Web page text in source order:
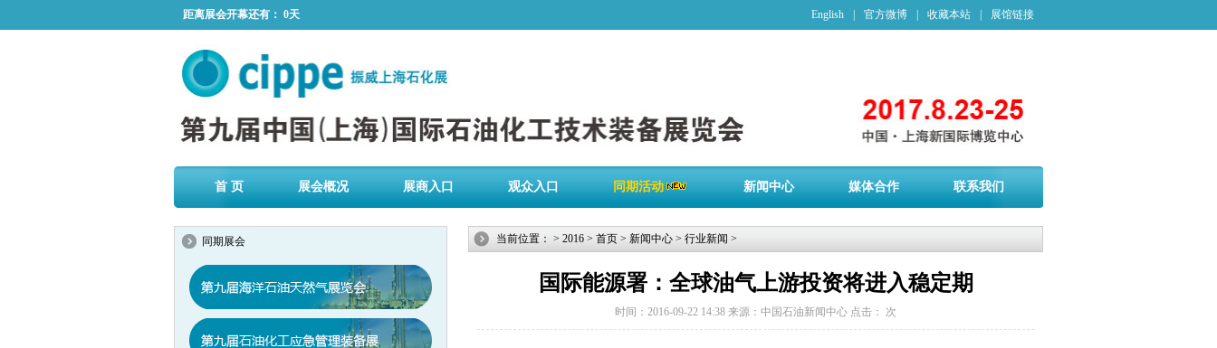
距离展会开幕还有： 0天 English 官方微博 收藏本站 展馆链接
首 页 展会概况 展商入口 观众入口 同期活动 新闻中心 媒体合作 联系我们
同期展会 当前位置： > 2016 > 首页 > 新闻中心 > 行业新闻 >
国际能源署：全球油气上游投资将进入稳定期
时间：2016-09-22 14:38 来源：中国石油新闻中心 点击： 次